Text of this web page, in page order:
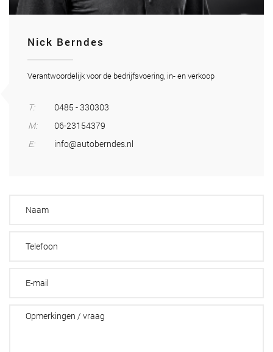
Nick Berndes
Verantwoordelijk voor de bedrijfsvoering, in- en verkoop
T:
0485 - 330303
M:
06-23154379
E:
info@autoberndes.nl